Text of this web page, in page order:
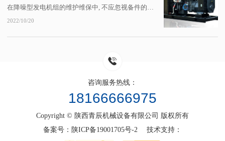
2022/10/20
咨询服务热线：
18166666975
Copyright © 陕西青辰机械设备有限公司 版权所有
备案号： 陕ICP备19001705号-2 技术支持：